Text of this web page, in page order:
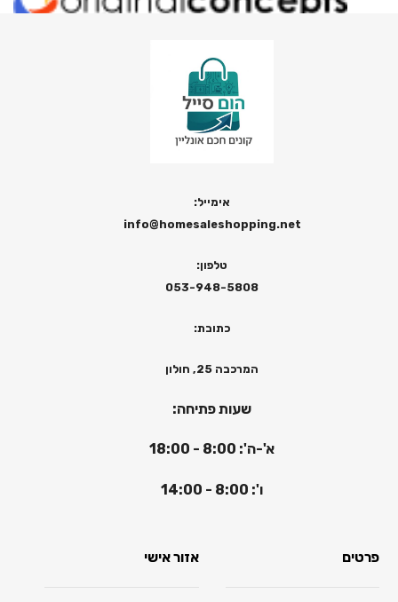
אימייל:
info@homesaleshopping.net
טלפון:
053-948-5808
כתובת:
המרכבה 25, חולון
שעות פתיחה:
א'-ה': 8:00 - 18:00
ו': 8:00 - 14:00
פרטים אזור אישי